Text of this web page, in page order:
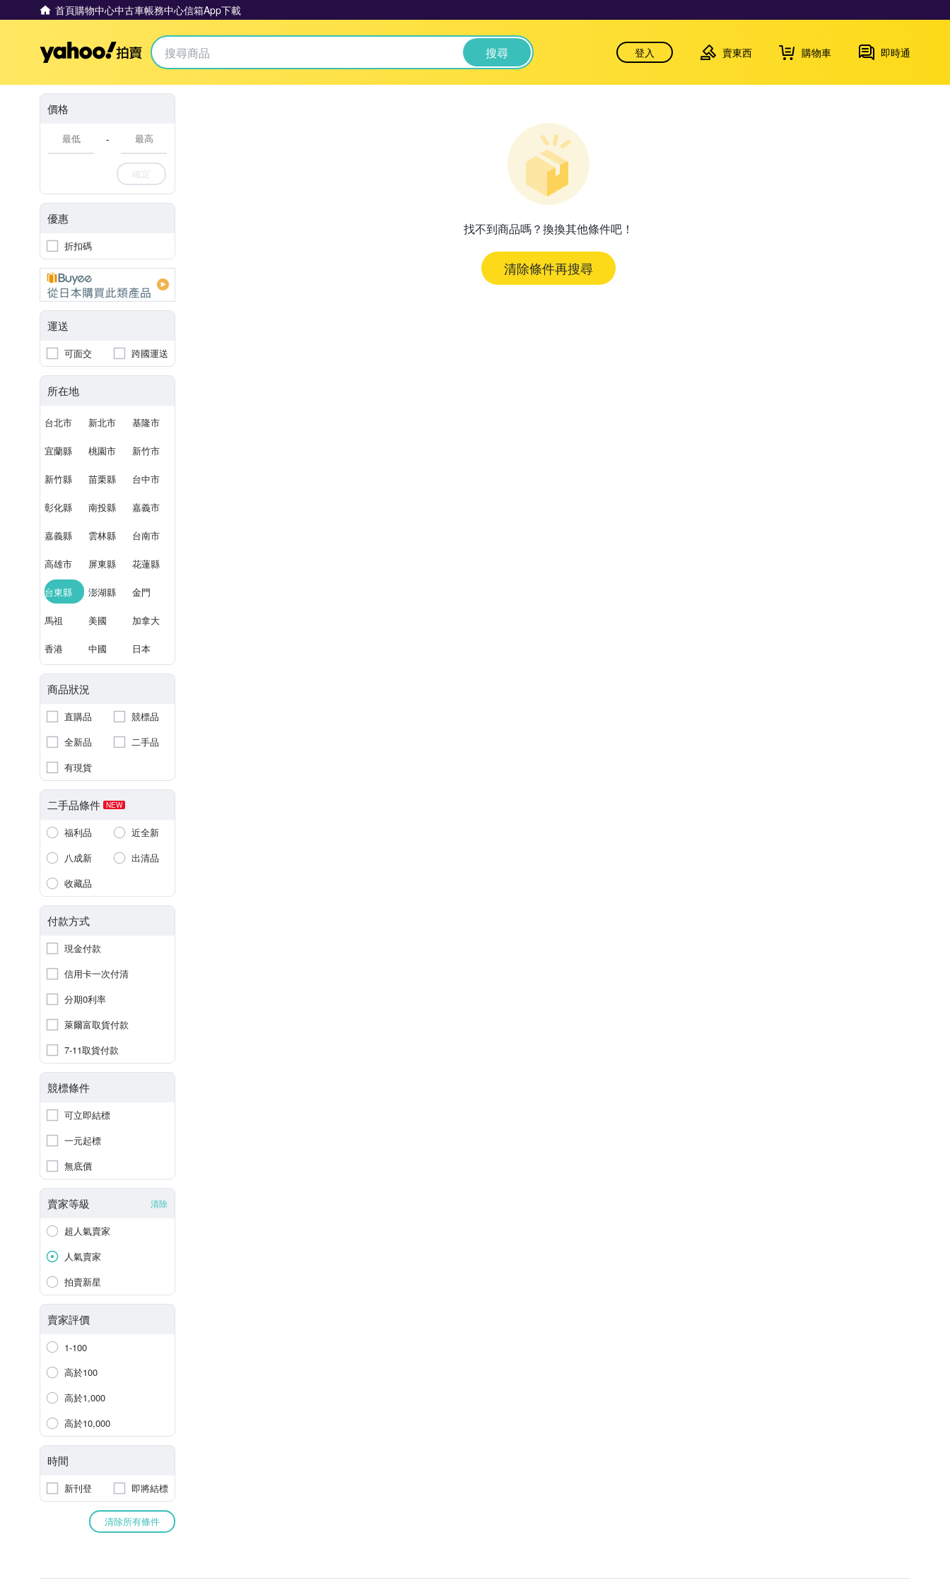
首頁購物中心中古車帳務中心信箱App下載
Yahoo拍賣 搜尋 登入 賣東西 購物車 即時通
價格
-
確定
優惠
折扣碼
運送
可面交 跨國運送
所在地
台北市 新北市 基隆市
宜蘭縣 桃園市 新竹市
新竹縣 苗栗縣 台中市
彰化縣 南投縣 嘉義市
嘉義縣 雲林縣 台南市
高雄市 屏東縣 花蓮縣
台東縣 澎湖縣 金門
馬祖 美國 加拿大
香港 中國 日本
商品狀況
直購品
競標品
全新品
二手品
有現貨
二手品條件 NEW
福利品
近全新
八成新
出清品
收藏品
付款方式
現金付款
信用卡一次付清
分期0利率
萊爾富取貨付款
7-11取貨付款
競標條件
可立即結標
一元起標
無底價
賣家等級 清除
超人氣賣家
人氣賣家
拍賣新星
賣家評價
1-100
高於100
高於1,000
高於10,000
時間
新刊登 即將結標
清除所有條件
找不到商品嗎？換換其他條件吧！
清除條件再搜尋